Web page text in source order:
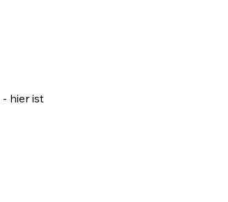
hier ist